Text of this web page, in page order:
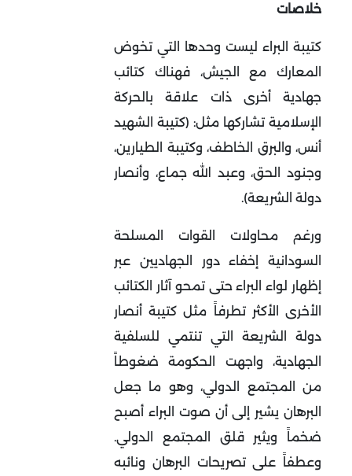
خلاصات
كتيبة البراء ليست وحدها التي تخوض
المعارك مع الجيش، فهناك كتائب
جهادية أخرى ذات علاقة بالحركة
الإسلامية تشاركها مثل: (كتيبة الشهيد
أنس، والبرق الخاطف، وكتيبة الطيارين،
وجنود الحق، وعبد الله جماع، وأنصار
دولة الشريعة).
ورغم محاولات القوات المسلحة
السودانية إخفاء دور الجهاديين عبر
إظهار لواء البراء حتى تمحو آثار الكتائب
الأخرى الأكثر تطرفاً مثل كتيبة أنصار
دولة الشريعة التي تنتمي للسلفية
الجهادية، واجهت الحكومة ضغوطاً
من المجتمع الدولي، وهو ما جعل
البرهان يشير إلى أن صوت البراء أصبح
ضخماً ويثير قلق المجتمع الدولي.
وعطفاً على تصريحات البرهان ونائبه